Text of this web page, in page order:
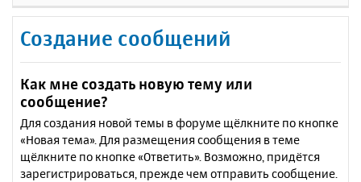
Создание сообщений
Как мне создать новую тему или
сообщение?
Для создания новой темы в форуме щёлкните по кнопке
«Новая тема». Для размещения сообщения в теме
щёлкните по кнопке «Ответить». Возможно, придётся
зарегистрироваться, прежде чем отправить сообщение.